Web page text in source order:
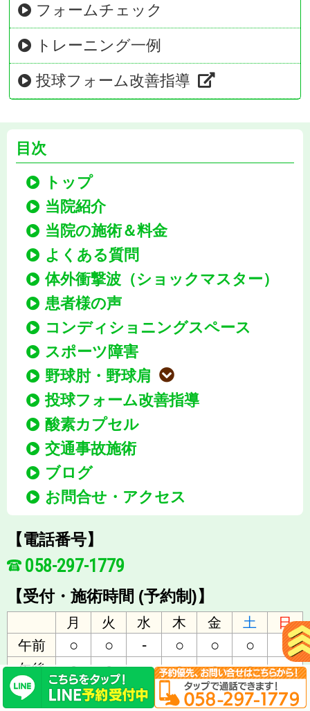
フォームチェック
トレーニング一例
投球フォーム改善指導
目次
トップ
当院紹介
当院の施術＆料金
よくある質問
体外衝撃波（ショックマスター）
患者様の声
コンディショニングスペース
スポーツ障害
野球肘・野球肩
投球フォーム改善指導
酸素カプセル
交通事故施術
ブログ
お問合せ・アクセス
【電話番号】
058-297-1779
【受付・施術時間 (予約制)】
月 火 水 木 金 土
日
午前
○ ○ - ○ ○ ○ -
午後 ○ ○ - ○ ○ ○
-
午前9:00～12:00